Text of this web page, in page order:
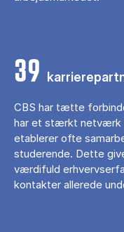
39
CBS har tætte
har et stærkt netværk
etablerer ofte
studerende. Dette
værdifuld
kontakter allerede